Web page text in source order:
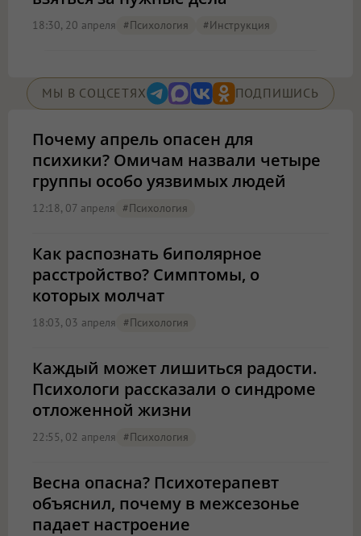
18:30, 20 апреля #психология #Инструкция
МЫ В СОЦСЕТЯХ ПОДПИШИСЬ
Почему апрель опасен для
психики? Омичам назвали четыре
группы особо уязвимых людей
12:18, 07 апреля #психология
Как распознать биполярное
расстройство? Симптомы, о
которых молчат
18:03, 03 апреля #психология
Каждый может лишиться радости.
Психологи рассказали о синдроме
отложенной жизни
22:55, 02 апреля #психология
Весна опасна? Психотерапевт
объяснил, почему в межсезонье
падает настроение